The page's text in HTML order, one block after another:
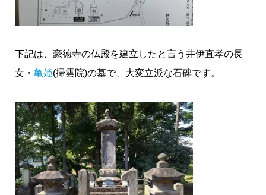
下記は、豪徳寺の仏殿を建立したと言う井伊直孝の長
女・ 亀姫(掃雲院)の墓で、大変立派な石碑です。